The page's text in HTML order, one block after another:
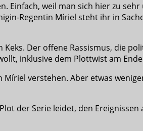
Einfach, weil man sich hier zu
Regentin Míriel steht ihr in
Keks. Der offene Rassismus, die
inklusive dem Plottwist am
verstehen. Aber etwas
der Serie leidet, den Ereignissen